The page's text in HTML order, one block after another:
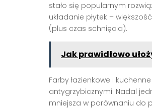
stało się popularnym
układanie płytek –
(plus czas schnięcia).
Jak prawidłowo
Farby łazienkowe i
antygrzybicznymi. Nadal
mniejsza w porównaniu do